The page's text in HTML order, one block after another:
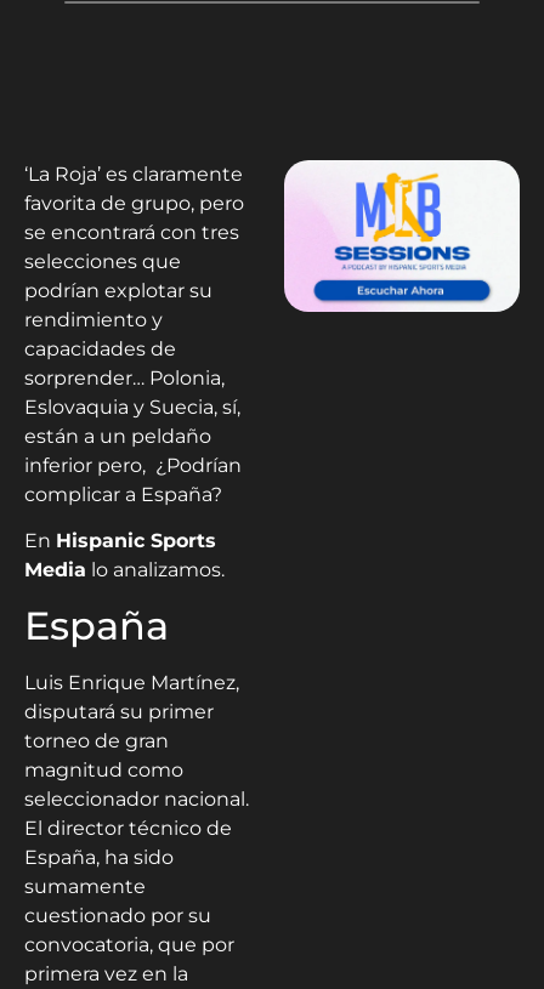
‘La Roja’ es claramente
favorita de grupo, pero
se encontrará con tres
selecciones que
podrían explotar su
rendimiento y
capacidades de
sorprender… Polonia,
Eslovaquia y Suecia, sí,
están a un peldaño
inferior pero, ¿Podrían
complicar a España?
En Hispanic Sports
Media lo analizamos.
España
Luis Enrique Martínez,
disputará su primer
torneo de gran
magnitud como
seleccionador nacional.
El director técnico de
España, ha sido
sumamente
cuestionado por su
convocatoria, que por
primera vez en la